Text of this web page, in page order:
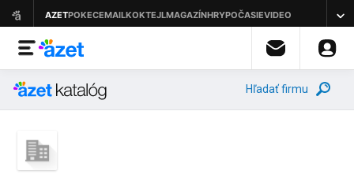
Hľadať firmu